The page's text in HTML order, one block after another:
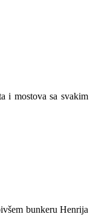
i mostova sa svakim
bunkeru Henrija